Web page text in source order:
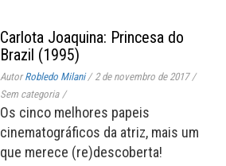
Carlota Joaquina: Princesa do
Brazil (1995)
AutorRobledo Milani / 2 de novembro de 2017 /
Sem categoria /
Os cinco melhores papeis
cinematográficos da atriz, mais um
que merece (re)descoberta!